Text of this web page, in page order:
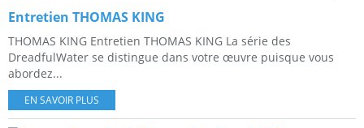
Entretien THOMAS KING
THOMAS KING Entretien THOMAS KING La série des
DreadfulWater se distingue dans votre œuvre puisque vous
abordez...
EN SAVOIR PLUS